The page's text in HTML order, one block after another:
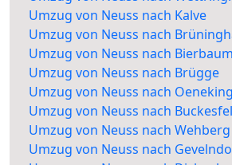
Umzug von Neuss nach Kalve
Umzug von Neuss nach
Umzug von Neuss nach Bierbaum
Umzug von Neuss nach Brügge
Umzug von Neuss nach Oeneking
Umzug von Neuss nach
Umzug von Neuss nach Wehberg
Umzug von Neuss nach